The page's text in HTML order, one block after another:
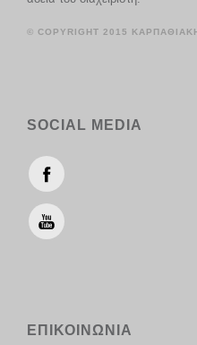
© COPYRIGHT 2015
SOCIAL MEDIA
ΕΠΙΚΟΙΝΩΝΙΑ